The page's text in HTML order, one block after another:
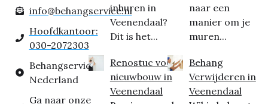
info@behangservice.nl
Hoofdkantoor:
030-2072303
Behangservice
Nederland
Ga naar onze
inhuren in
Veenendaal?
Dit is het...
Renostuc voor
nieuwbouw in
Veenendaal
naar een
manier om je
muren...
Behang
Verwijderen in
Veenendaal